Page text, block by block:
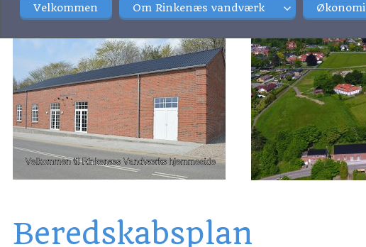
Velkommen Om Rinkenæs vandværk Økonomi
Beredskabsplan